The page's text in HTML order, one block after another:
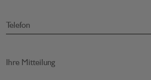
Telefon
Ihre Mitteilung